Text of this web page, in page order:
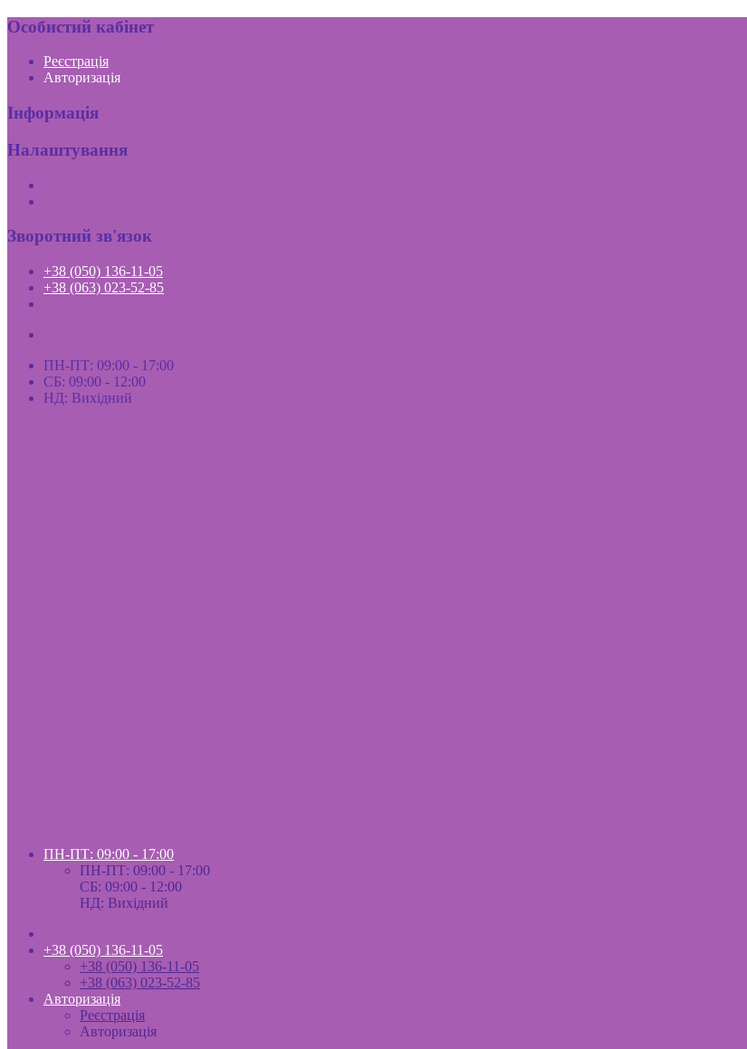
Особистий кабінет
Реєстрація
Авторизація
Інформація
Налаштування
Зворотний зв'язок
+38 (050) 136-11-05
+38 (063) 023-52-85
ПН-ПТ: 09:00 - 17:00
СБ: 09:00 - 12:00
НД: Вихідний
ПН-ПТ: 09:00 - 17:00
ПН-ПТ: 09:00 - 17:00
СБ: 09:00 - 12:00
НД: Вихідний
+38 (050) 136-11-05
+38 (050) 136-11-05
+38 (063) 023-52-85
Авторизація
Реєстрація
Авторизація